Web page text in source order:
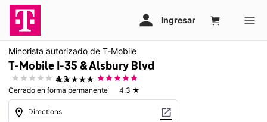
Minorista autorizado de T-Mobile
T-Mobile I-35 & Alsbury Blvd
★★★★★
4.3
Cerrado en forma permanente 4.3 ★
location_on Directions open_in_new